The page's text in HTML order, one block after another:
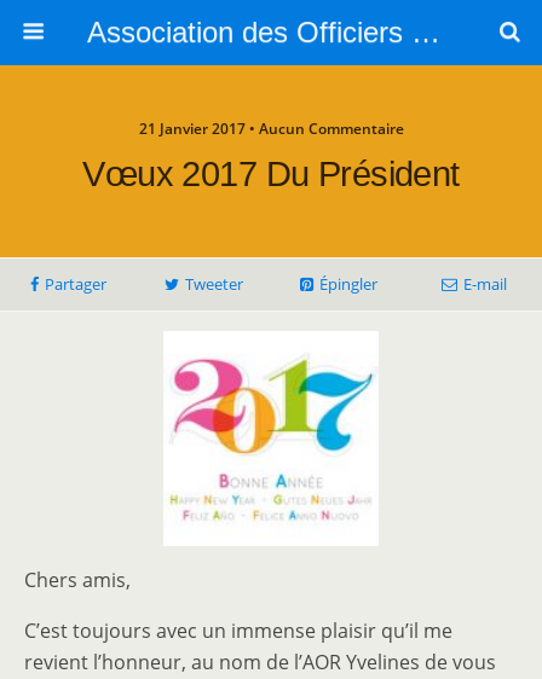
Association des Officiers de Réserve des Yvelines <br />AOR 78 - AORY
21 Janvier 2017 • Aucun Commentaire
Vœux 2017 Du Président
Partager Tweeter Épingler E-mail
Chers amis,
C’est toujours avec un immense plaisir qu’il me
revient l’honneur, au nom de l’AOR Yvelines de vous